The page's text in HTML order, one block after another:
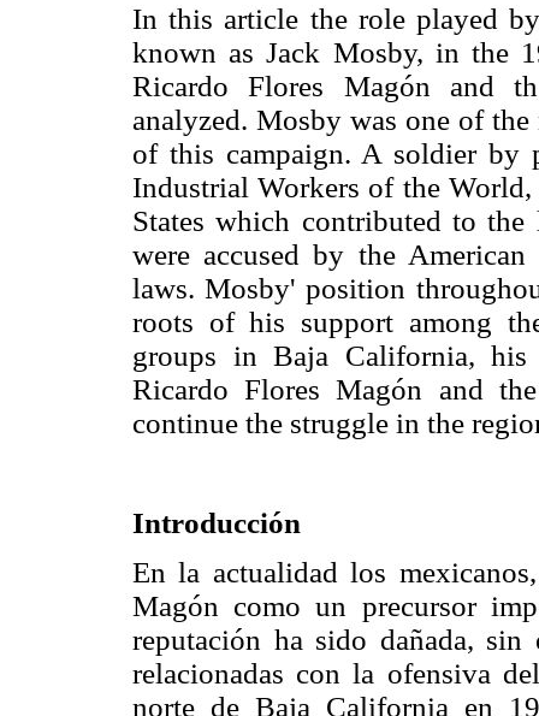
In this article the role played
known as Jack Mosby, in the
Ricardo Flores Magón and
analyzed. Mosby was one of
of this campaign. A soldier by
Industrial Workers of the
States which contributed to
were accused by the
laws. Mosby' position
roots of his support among
groups in Baja California,
Ricardo Flores Magón and
continue the struggle in the
Introducción
En la actualidad los
Magón como un precursor
reputación ha sido dañada, sin
relacionadas con la ofensiva
norte de Baja California en